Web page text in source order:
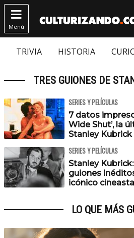

Menú
TRIVIA HISTORIA
TRES GUIONES DE
SERIES Y PELÍCULAS
7 datos
Wide Shut’, la
Stanley Kubrick
SERIES Y PELÍCULAS
Stanley
guiones
icónico
LO QUE MÁS